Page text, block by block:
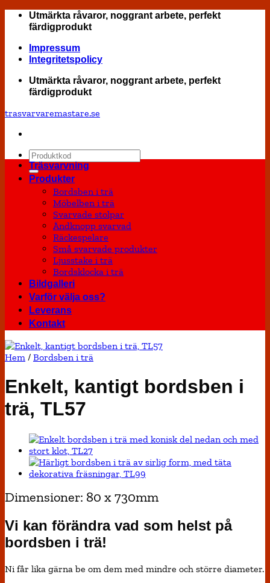
Skip
Utmärkta råvaror, noggrant arbete, perfekt
färdigprodukt
Impressum
Integritetspolicy
Utmärkta råvaror, noggrant arbete, perfekt
färdigprodukt
trasvarvaremastare.se
Sök
efter:
Träsvarvning
Produkter
Bordsben i trä
Möbelben i trä
Svarvade stolpar
Ändknopp svarvad
Räckespelare
Små svarvade produkter
Ljusstake i trä
Bordsklocka i trä
Bildgalleri
Varför välja oss?
Leverans
Kontakt
Hem / Bordsben i trä
Enkelt, kantigt bordsben i
trä, TL57
Dimensioner: 80 x 730mm
Vi kan förändra vad som helst på
bordsben i trä!
Ni får lika gärna be om dem med mindre och större diameter.